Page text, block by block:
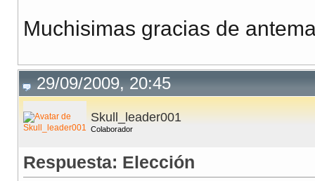
Muchisimas gracias de
29/09/2009, 20:45
Skull_leader001
Colaborador
Respuesta: Elección